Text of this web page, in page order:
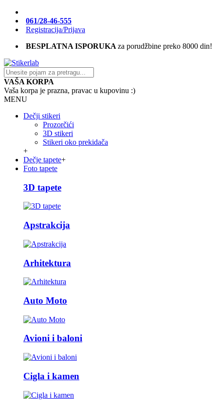
061/28-46-555
Registracija/Prijava
BESPLATNA ISPORUKA za porudžbine preko 8000 din!
VAŠA KORPA
Vaša korpa je prazna, pravac u kupovinu :)
MENU
Dečji stikeri
Prozorčići
3D stikeri
Stikeri oko prekidača
+
Dečje tapete+
Foto tapete
3D tapete
Apstrakcija
Arhitektura
Auto Moto
Avioni i baloni
Cigla i kamen